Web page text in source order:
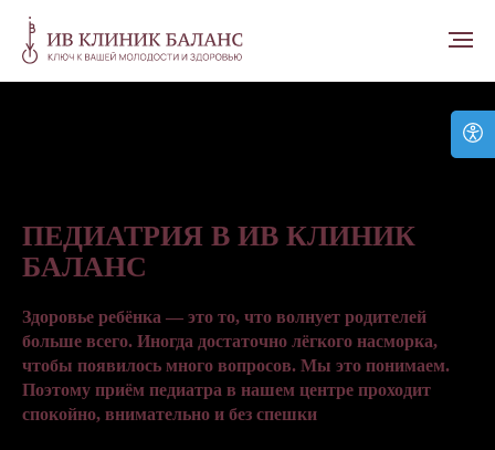
ПЕДИАТРИЯ В ИВ КЛИНИК
БАЛАНС
Здоровье ребёнка — это то, что волнует родителей
больше всего. Иногда достаточно лёгкого насморка,
чтобы появилось много вопросов. Мы это понимаем.
Поэтому приём педиатра в нашем центре проходит
спокойно, внимательно и без спешки